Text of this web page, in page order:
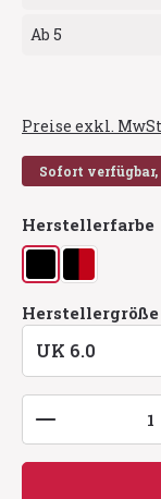
Ab 5
Preise exkl.
Sofort
Herstellerfarbe
schwarzschwarz/rot
Herstellergröße
Produkt